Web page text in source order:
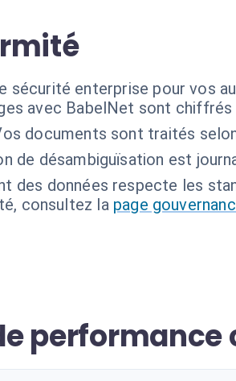
sécurité enterprise pour vos
avec BabelNet sont
documents sont traités
de désambiguïsation est
des données respecte les
consultez la page
performance